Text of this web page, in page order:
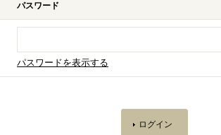
パスワード
パスワードを表示する